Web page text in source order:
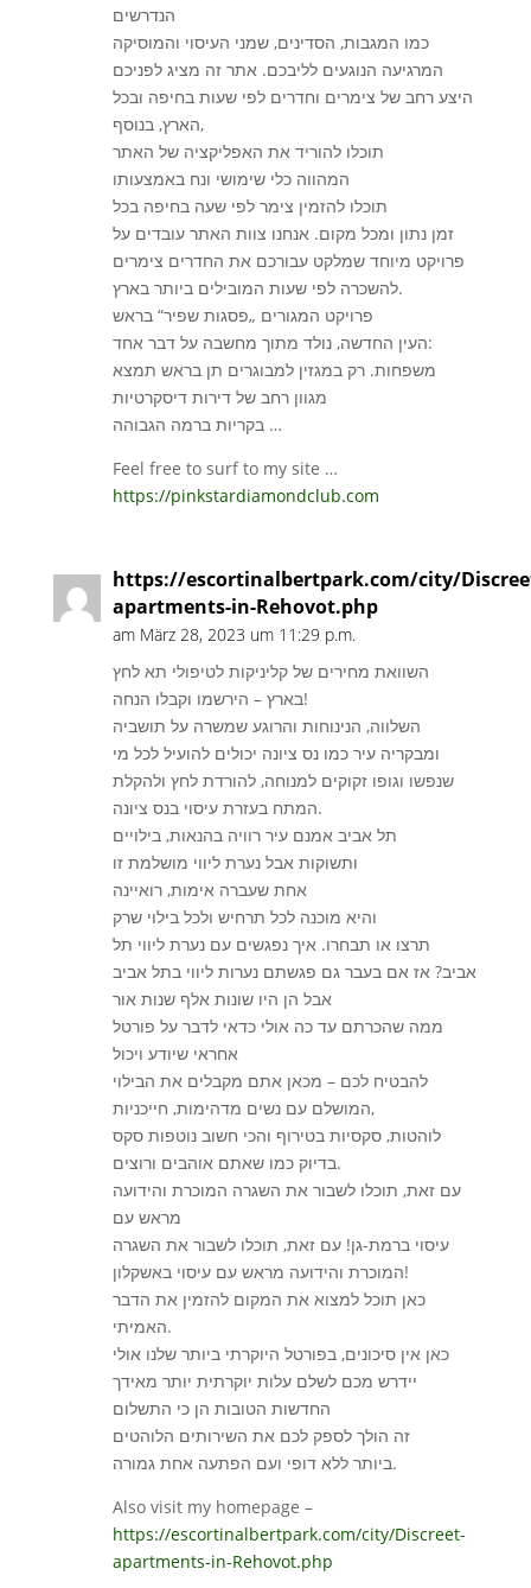
הנדרשים
כמו המגבות, הסדינים, שמני העיסוי והמוסיקה
המרגיעה הנוגעים לליבכם. אתר זה מציג לפניכם
היצע רחב של צימרים וחדרים לפי שעות בחיפה ובכל
הארץ, בנוסף,
תוכלו להוריד את האפליקציה של האתר
המהווה כלי שימושי ונח באמצעותו
תוכלו להזמין צימר לפי שעה בחיפה בכל
זמן נתון ומכל מקום. אנחנו צוות האתר עובדים על
פרויקט מיוחד שמלקט עבורכם את החדרים צימרים
להשכרה לפי שעות המובילים ביותר בארץ.
פרויקט המגורים „פסגות שפיר“ בראש
העין החדשה, נולד מתוך מחשבה על דבר אחד:
משפחות. רק במגזין למבוגרים תן בראש תמצא
מגוון רחב של דירות דיסקרטיות
בקריות ברמה הגבוהה …
Feel free to surf to my site …
https://pinkstardiamondclub.com
https://escortinalbertpark.com/city/
apartments-in-Rehovot.php
am März 28, 2023 um 11:29 p.m.
השוואת מחירים של קליניקות לטיפולי תא לחץ
בארץ – הירשמו וקבלו הנחה!
השלווה, הנינוחות והרוגע שמשרה על תושביה
ומבקריה עיר כמו נס ציונה יכולים להועיל לכל מי
שנפשו וגופו זקוקים למנוחה, להורדת לחץ ולהקלת
המתח בעזרת עיסוי בנס ציונה.
תל אביב אמנם עיר רוויה בהנאות, בילויים
ותשוקות אבל נערת ליווי מושלמת זו
אחת שעברה אימות, רואיינה
והיא מוכנה לכל תרחיש ולכל בילוי שרק
תרצו או תבחרו. איך נפגשים עם נערת ליווי תל
אביב? אז אם בעבר גם פגשתם נערות ליווי בתל אביב
אבל הן היו שונות אלף שנות אור
ממה שהכרתם עד כה אולי כדאי לדבר על פורטל
אחראי שיודע ויכול
להבטיח לכם – מכאן אתם מקבלים את הבילוי
המושלם עם נשים מדהימות, חייכניות,
לוהטות, סקסיות בטירוף והכי חשוב נוטפות סקס
בדיוק כמו שאתם אוהבים ורוצים.
עם זאת, תוכלו לשבור את השגרה המוכרת והידועה
מראש עם
עיסוי ברמת-גן! עם זאת, תוכלו לשבור את השגרה
המוכרת והידועה מראש עם עיסוי באשקלון!
כאן תוכל למצוא את המקום להזמין את הדבר
האמיתי.
כאן אין סיכונים, בפורטל היוקרתי ביותר שלנו אולי
יידרש מכם לשלם עלות יוקרתית יותר מאידך
החדשות הטובות הן כי התשלום
זה הולך לספק לכם את השירותים הלוהטים
ביותר ללא דופי ועם הפתעה אחת גמורה.
Also visit my homepage –
https://escortinalbertpark.com/city/Discreet-
apartments-in-Rehovot.php